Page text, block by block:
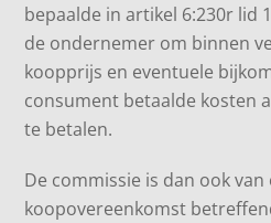
bepaalde in artikel 6:230r lid
de ondernemer om binnen
koopprijs en eventuele
consument betaalde kosten
te betalen.
De commissie is dan ook
koopovereenkomst